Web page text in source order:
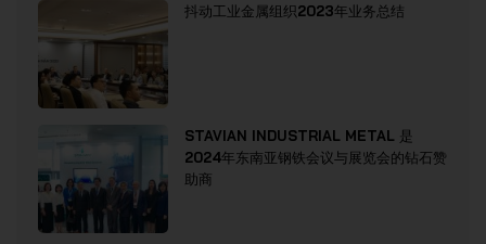
抖动工业金属组织2023年业务总结
STAVIAN INDUSTRIAL METAL 是
2024年东南亚钢铁会议与展览会的钻石赞
助商